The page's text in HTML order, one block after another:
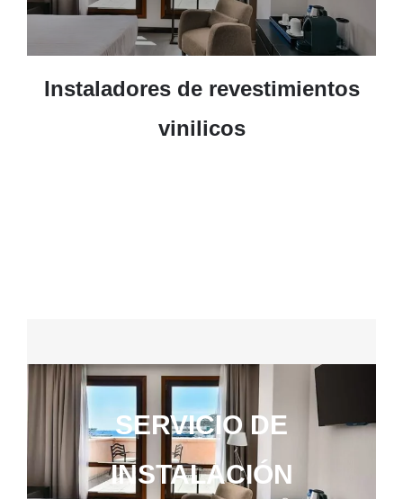
Instaladores de revestimientos
vinilicos
SERVICIO DE
INSTALACIÓN